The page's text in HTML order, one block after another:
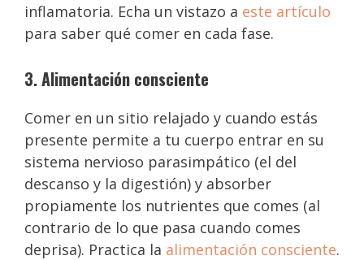
inflamatoria. Echa un vistazo a este artículo
para saber qué comer en cada fase.
3. Alimentación consciente
Comer en un sitio relajado y cuando estás
presente permite a tu cuerpo entrar en su
sistema nervioso parasimpático (el del
descanso y la digestión) y absorber
propiamente los nutrientes que comes (al
contrario de lo que pasa cuando comes
deprisa). Practica la alimentación consciente.